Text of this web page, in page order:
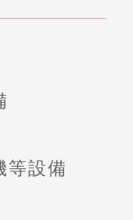
等設備